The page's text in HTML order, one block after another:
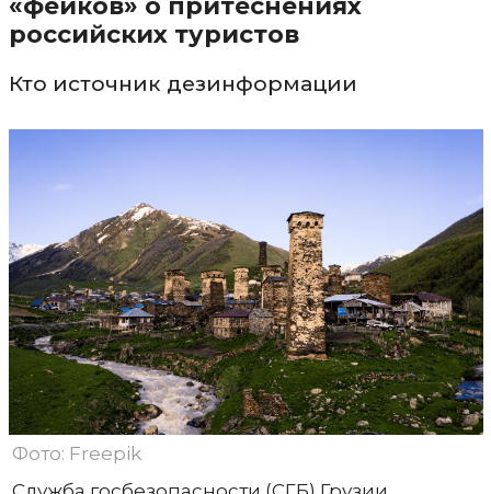
«фейков» о притеснениях
российских туристов
Кто источник дезинформации
Фото: Freepik